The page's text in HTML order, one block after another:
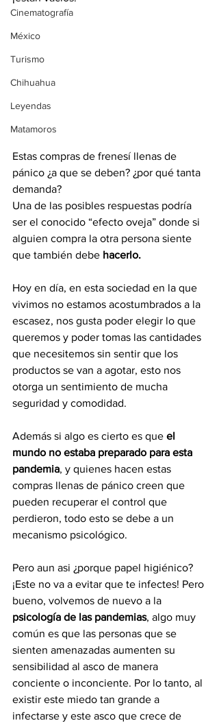
Cinematografía
México
Turismo
Chihuahua
Leyendas
Matamoros
Estas compras de frenesí llenas de
pánico ¿a que se deben? ¿por qué tanta
demanda?
Una de las posibles respuestas podría
ser el conocido “efecto oveja” donde si
alguien compra la otra persona siente
que también debe hacerlo.
Hoy en día, en esta sociedad en la que
vivimos no estamos acostumbrados a la
escasez, nos gusta poder elegir lo que
queremos y poder tomas las cantidades
que necesitemos sin sentir que los
productos se van a agotar, esto nos
otorga un sentimiento de mucha
seguridad y comodidad.
Además si algo es cierto es que el
mundo no estaba preparado para esta
pandemia, y quienes hacen estas
compras llenas de pánico creen que
pueden recuperar el control que
perdieron, todo esto se debe a un
mecanismo psicológico.
Pero aun asi ¿porque papel higiénico?
¡Este no va a evitar que te infectes! Pero
bueno, volvemos de nuevo a la
psicología de las pandemias, algo muy
común es que las personas que se
sienten amenazadas aumenten su
sensibilidad al asco de manera
conciente o inconciente. Por lo tanto, al
existir este miedo tan grande a
infectarse y este asco que crece de